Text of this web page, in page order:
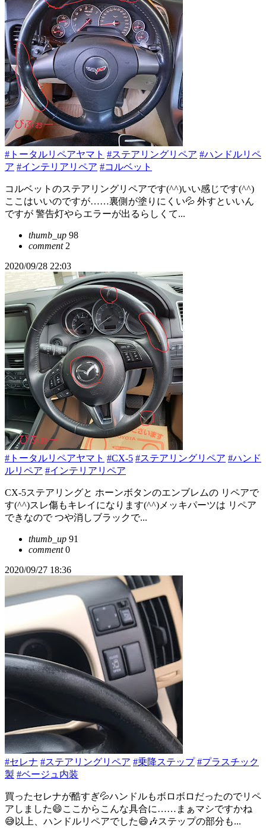
#トータルリペアヤマト #ステアリングリペア #ハンドルリペ
ア #インテリアリペア #コルベット
コルベットのステアリングリペアです(^^)いい感じです(^^)
ここはいいのですが……裏側が塗りにくい💦 外すといいん
ですが 警告灯やらエラーが出るらしくて...
thumb_up 98
comment2
2020/09/28 22:03
#トータルリペアヤマト #CX-5 #ステアリングリペア #ハンド
ルリペア #インテリアリペア
CX-5ステアリングと ホーンボタンのエンブレムの リペアで
す(^^)スレ傷もキレイになります(^^)メッキパーツは リペア
できなので つや消しブラックで...
thumb_up 91
comment0
2020/09/27 18:36
#セレナ #ステアリングリペア #乗降ステップ #プラスチック
製 #ベージュ内装
買ったセレナが酷すぎ💦ハンドルもボロボロだったのでリペ
アしました😄ここからこんな具合に……まぁマシですかね
😅以上、ハンドルリペアでした😄🎶ステップの部分も...